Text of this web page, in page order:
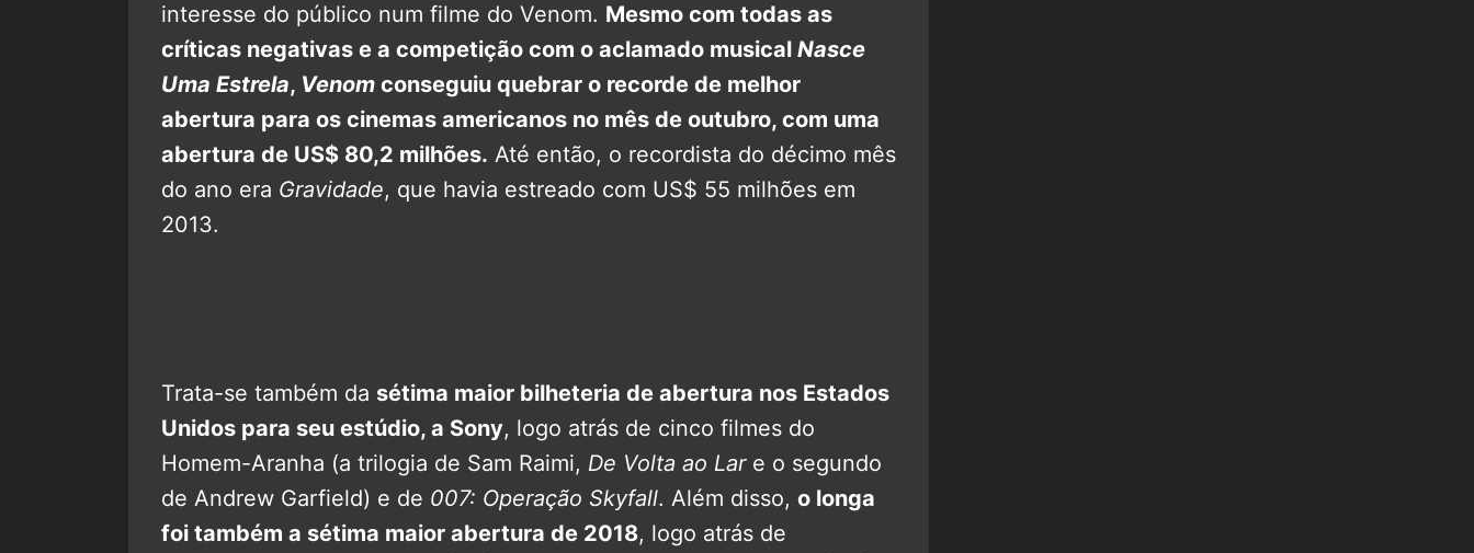
interesse do público num filme do Venom. Mesmo com todas as
críticas negativas e a competição com o aclamado musical Nasce
Uma Estrela, Venom conseguiu quebrar o recorde de melhor
abertura para os cinemas americanos no mês de outubro, com uma
abertura de US$ 80,2 milhões. Até então, o recordista do décimo mês
do ano era Gravidade, que havia estreado com US$ 55 milhões em
2013.
Trata-se também da sétima maior bilheteria de abertura nos Estados
Unidos para seu estúdio, a Sony, logo atrás de cinco filmes do
Homem-Aranha (a trilogia de Sam Raimi, De Volta ao Lare o segundo
de Andrew Garfield) e de 007: Operação Skyfall. Além disso, o longa
foi também a sétima maior abertura de 2018, logo atrás de